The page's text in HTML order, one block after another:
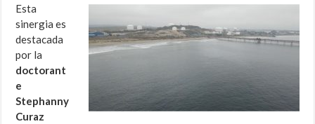
Esta
sinergia es
destacada
por la
doctorant
e
Stephanny
Curaz